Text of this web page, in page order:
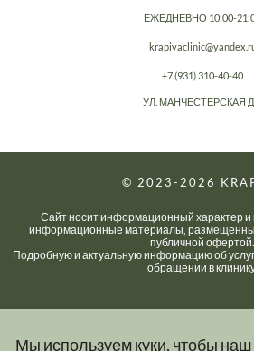
Мы используем куки, чтобы
ЕЖЕДНЕВНО 10:00-
+7 (931) 310-40-40
УЛ. МАНЧЕСТЕРСКАЯ
© 2023-2026
Сайт носит информационный характер и
информационные материалы,
публичной офертой.
Подробную и актуальную информацию об
обращении в